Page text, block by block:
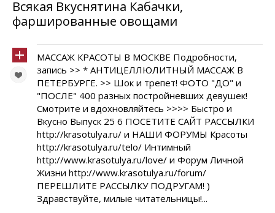
Всякая Вкуснятина Кабачки,
фаршированные овощами
МАССАЖ КРАСОТЫ В МОСКВЕ Подробности,
запись >> * АНТИЦЕЛЛЮЛИТНЫЙ МАССАЖ В
ПЕТЕРБУРГЕ. >> Шок и трепет! ФОТО "ДО" и
"ПОСЛЕ" 400 разных постройневших девушек!
Смотрите и вдохновляйтесь >>>> Быстро и
Вкусно Выпуск 25 6 ПОСЕТИТЕ САЙТ РАССЫЛКИ
http://krasotulya.ru/ и НАШИ ФОРУМЫ Красоты
http://krasotulya.ru/telo/ Интимный
http://www.krasotulya.ru/love/ и Форум Личной
Жизни http://www.krasotulya.ru/forum/
ПЕРЕШЛИТЕ РАССЫЛКУ ПОДРУГАМ! )
Здравствуйте, милые читательницы!...